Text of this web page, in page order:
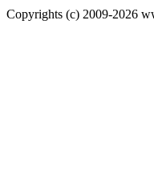
Copyrights (c) 2009-2026